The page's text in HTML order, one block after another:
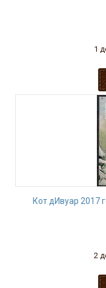
1
Кот дИвуар 2017
2